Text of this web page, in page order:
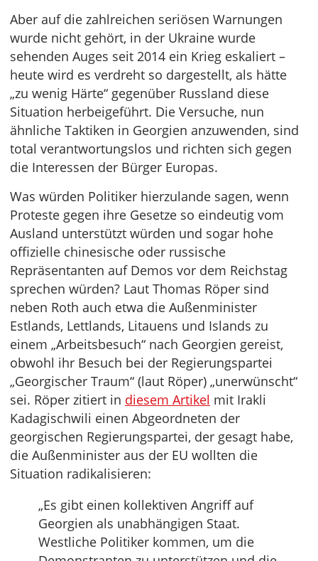
Aber auf die zahlreichen seriösen Warnungen
wurde nicht gehört, in der Ukraine wurde
sehenden Auges seit 2014 ein Krieg eskaliert –
heute wird es verdreht so dargestellt, als hätte
„zu wenig Härte“ gegenüber Russland diese
Situation herbeigeführt. Die Versuche, nun
ähnliche Taktiken in Georgien anzuwenden, sind
total verantwortungslos und richten sich gegen
die Interessen der Bürger Europas.
Was würden Politiker hierzulande sagen, wenn
Proteste gegen ihre Gesetze so eindeutig vom
Ausland unterstützt würden und sogar hohe
offizielle chinesische oder russische
Repräsentanten auf Demos vor dem Reichstag
sprechen würden? Laut Thomas Röper sind
neben Roth auch etwa die Außenminister
Estlands, Lettlands, Litauens und Islands zu
einem „Arbeitsbesuch“ nach Georgien gereist,
obwohl ihr Besuch bei der Regierungspartei
„Georgischer Traum“ (laut Röper) „unerwünscht“
sei. Röper zitiert in diesem Artikel mit Irakli
Kadagischwili einen Abgeordneten der
georgischen Regierungspartei, der gesagt habe,
die Außenminister aus der EU wollten die
Situation radikalisieren:
„Es gibt einen kollektiven Angriff auf
Georgien als unabhängigen Staat.
Westliche Politiker kommen, um die